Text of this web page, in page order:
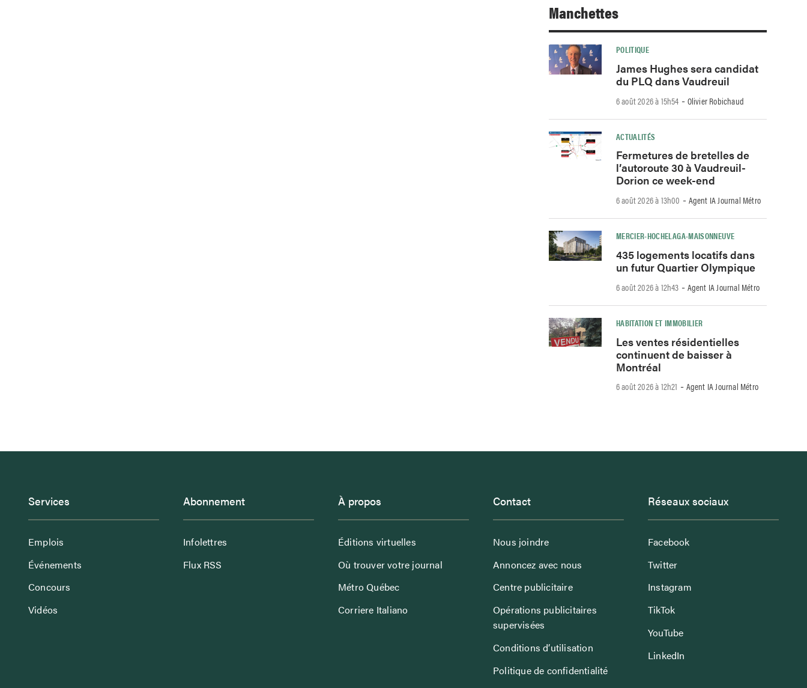
Manchettes
POLITIQUE
James Hughes sera candidat
du PLQ dans Vaudreuil
6 août 2026 à 15h54 -Olivier Robichaud
ACTUALITÉS
Fermetures de bretelles de
l’autoroute 30 à Vaudreuil-
Dorion ce week-end
6 août 2026 à 13h00 -Agent IA Journal Métro
MERCIER-HOCHELAGA-MAISONNEUVE
435 logements locatifs dans
un futur Quartier Olympique
6 août 2026 à 12h43 -Agent IA Journal Métro
HABITATION ET IMMOBILIER
Les ventes résidentielles
continuent de baisser à
Montréal
6 août 2026 à 12h21 -Agent IA Journal Métro
Services
Emplois
Événements
Concours
Vidéos
Abonnement
Infolettres
Flux RSS
À propos
Éditions virtuelles
Où trouver votre journal
Métro Québec
Corriere Italiano
Contact
Nous joindre
Annoncez avec nous
Centre publicitaire
Opérations publicitaires
supervisées
Conditions d’utilisation
Politique de confidentialité
Réseaux sociaux
Facebook
Twitter
Instagram
TikTok
YouTube
LinkedIn